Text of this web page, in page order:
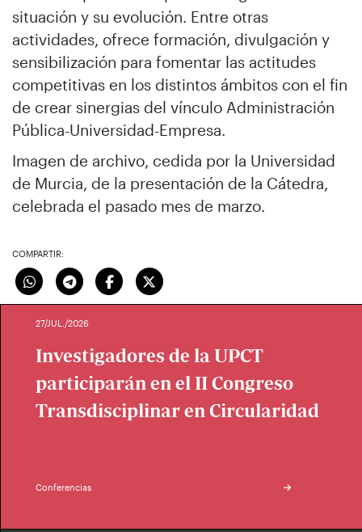
situación y su evolución. Entre otras
actividades, ofrece formación, divulgación y
sensibilización para fomentar las actitudes
competitivas en los distintos ámbitos con el fin
de crear sinergias del vínculo Administración
Pública-Universidad-Empresa.
Imagen de archivo, cedida por la Universidad
de Murcia, de la presentación de la Cátedra,
celebrada el pasado mes de marzo.
COMPARTIR:
27/JUL./2026
Investigadores de la UPCT
participarán en el II Congreso
Transdisciplinar en Circularidad
Conferencias